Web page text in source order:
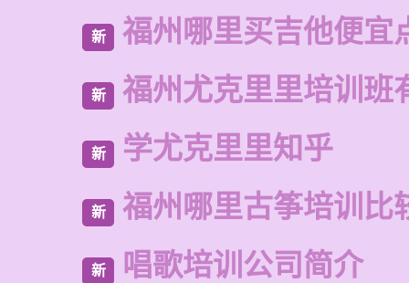
新 福州哪里买吉他便宜
新 福州尤克里里培训班
新 学尤克里里知乎
新 福州哪里古筝培训比
新 唱歌培训公司简介